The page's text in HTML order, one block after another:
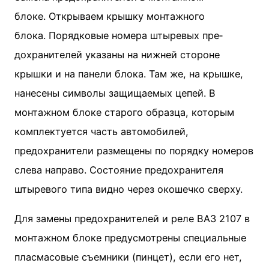
блоке. Открываем крышку монтажного
блока. Порядковые номера штыревых пре­
дохранителей указаны на нижней сто­роне
крышки и на панели блока. Там же, на крышке,
нанесены символы защища­емых цепей. В
монтажном блоке старого образца, которым
комплектуется часть ав­томобилей,
предохранители размеще­ны по порядку номеров
слева направо. Состояние предохранителя
штыревого типа видно через окошечко сверху.
Для замены предохранителей и реле ВАЗ 2107 в
монтажном блоке предусмотрены специальные
пласмасовые съемники (пинцет), если его нет,